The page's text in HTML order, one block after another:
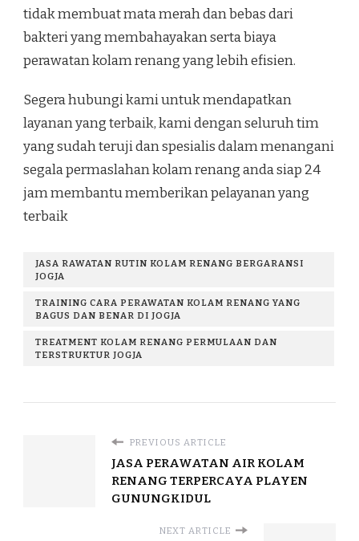
tidak membuat mata merah dan bebas dari
bakteri yang membahayakan serta biaya
perawatan kolam renang yang lebih efisien.
Segera hubungi kami untuk mendapatkan
layanan yang terbaik, kami dengan seluruh tim
yang sudah teruji dan spesialis dalam menangani
segala permaslahan kolam renang anda siap 24
jam membantu memberikan pelayanan yang
terbaik
JASA RAWATAN RUTIN KOLAM RENANG BERGARANSI
JOGJA
TRAINING CARA PERAWATAN KOLAM RENANG YANG
BAGUS DAN BENAR DI JOGJA
TREATMENT KOLAM RENANG PERMULAAN DAN
TERSTRUKTUR JOGJA
PREVIOUS ARTICLE
JASA PERAWATAN AIR KOLAM
RENANG TERPERCAYA PLAYEN
GUNUNGKIDUL
NEXT ARTICLE